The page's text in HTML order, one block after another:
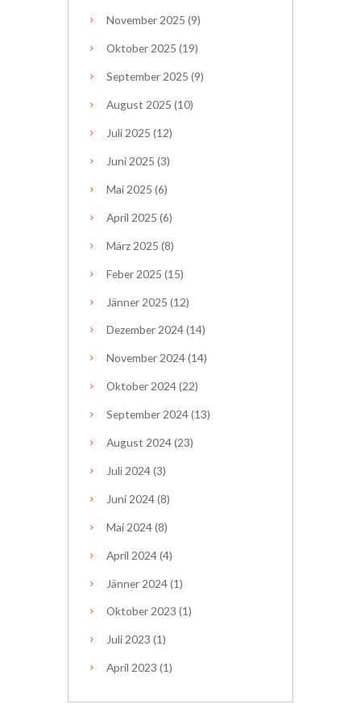
November2025 (9)
Oktober 2025 (19)
September 2025 (9)
August 2025 (10)
Juli 2025 (12)
Juni 2025 (3)
Mai 2025 (6)
April 2025 (6)
März 2025 (8)
Feber 2025 (15)
Jänner 2025 (12)
Dezember2024(14)
November 2024(14)
Oktober 2024(22)
September 2024(13)
August 2024(23)
Juli 2024(3)
Juni 2024(8)
Mai 2024(8)
April 2024(4)
Jänner 2024(1)
Oktober2023 (1)
Juli 2023 (1)
April 2023 (1)